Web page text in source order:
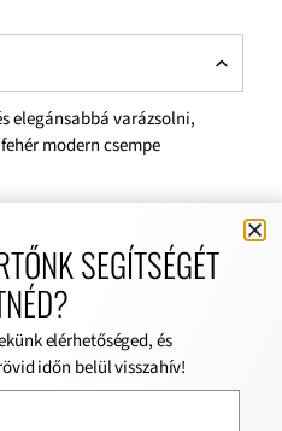
elegánsabbá varázsolni,
modern csempe
SEGÍTSÉGÉT
elérhetőséged, és
időn belül visszahív!